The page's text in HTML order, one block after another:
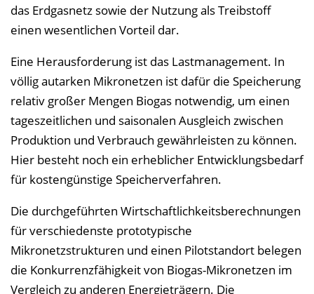
das Erdgasnetz sowie der Nutzung als Treibstoff
einen wesentlichen Vorteil dar.
Eine Herausforderung ist das Lastmanagement. In
völlig autarken Mikronetzen ist dafür die Speicherung
relativ großer Mengen Biogas notwendig, um einen
tageszeitlichen und saisonalen Ausgleich zwischen
Produktion und Verbrauch gewährleisten zu können.
Hier besteht noch ein erheblicher Entwicklungsbedarf
für kostengünstige Speicherverfahren.
Die durchgeführten Wirtschaftlichkeitsberechnungen
für verschiedenste prototypische
Mikronetzstrukturen und einen Pilotstandort belegen
die Konkurrenzfähigkeit von Biogas-Mikronetzen im
Vergleich zu anderen Energieträgern. Die